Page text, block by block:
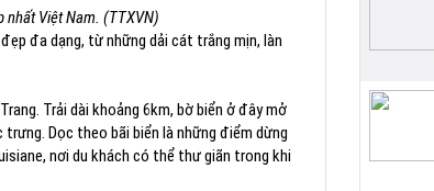
nhất Việt Nam. (TTXVN)
đa dạng, từ những dải cát trắng mịn, làn
Trải dài khoảng 6km, bờ biển ở đây mở
Dọc theo bãi biển là những điểm dừng
nơi du khách có thể thư giãn trong khi